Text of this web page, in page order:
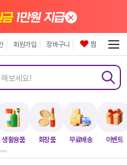
생활용품 화장품 무료배송 이벤트
금1만원 지급×
회원가입 장바구니 찜